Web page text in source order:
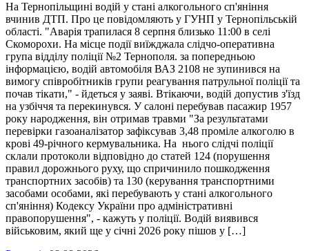
На Тернопільщині водій у стані алкогольного сп'яніння
вчинив ДТП. Про це повідомляють у ГУНП у Тернопільській
області. "Аварія трапилася 8 серпня близько 11:00 в селі
Скоморохи. На місце події виїжджала слідчо-оперативна
група відділу поліції №2 Тернополя. за попередньою
інформацією, водій автомобіля ВАЗ 2108 не зупинився на
вимогу співробітників групи реагування патрульної поліції та
почав тікати," - йдеться у заяві. Втікаючи, водій допустив з'їзд
на узбіччя та перекинувся. У салоні перебував пасажир 1957
року народження, він отримав травми "За результатами
перевірки газоаналізатор зафіксував 3,48 проміле алкоголю в
крові 49-річного кермувальника. На нього слідчі поліції
склали протоколи відповідно до статей 124 (порушення
правил дорожнього руху, що спричинило пошкодження
транспортних засобів) та 130 (керування транспортними
засобами особами, які перебувають у стані алкогольного
сп'яніння) Кодексу України про адміністративні
правопорушення", - кажуть у поліції. Водій виявився
військовим, який ще у січні 2026 року пішов у […]